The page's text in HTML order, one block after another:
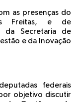
as presenças do
Freitas, e de
da Secretaria de
e da Inovação
federais
objetivo discutir